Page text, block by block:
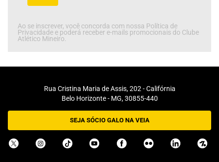
Ao se inscrever, você concorda com nossa Política de
Privacidade e poderá receber e-mails promocionais do Clube
Atlético Mineiro.
Rua Cristina Maria de Assis, 202 - Califórnia
Belo Horizonte - MG, 30855-440
SEJA SÓCIO GALO NA VEIA